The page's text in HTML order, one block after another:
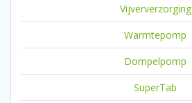
Vijververzorging
Warmtepomp
Dompelpomp
SuperTab